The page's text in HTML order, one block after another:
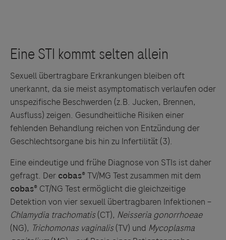
Sexuell übertragbare Erkrankungen bleiben oft
unerkannt, da sie meist asymptomatisch verlaufen oder
unspezifische Beschwerden (z.B. Jucken, Brennen,
Ausfluss) zeigen. Gesundheitliche Risiken einer
fehlenden Behandlung reichen von Entzündung der
Geschlechtsorgane bis hin zu Infertilität(3).
Eine eindeutige und frühe Diagnose von STIs ist daher
gefragt. Der cobas®TV/MG Test zusammen mit dem
cobas® CT/NG Test ermöglicht die gleichzeitige
Detektion von vier sexuell übertragbaren Infektionen –
Chlamydia trachomatis(CT), Neisseria gonorrhoeae
(NG), Trichomonas vaginalis(TV) und Mycoplasma